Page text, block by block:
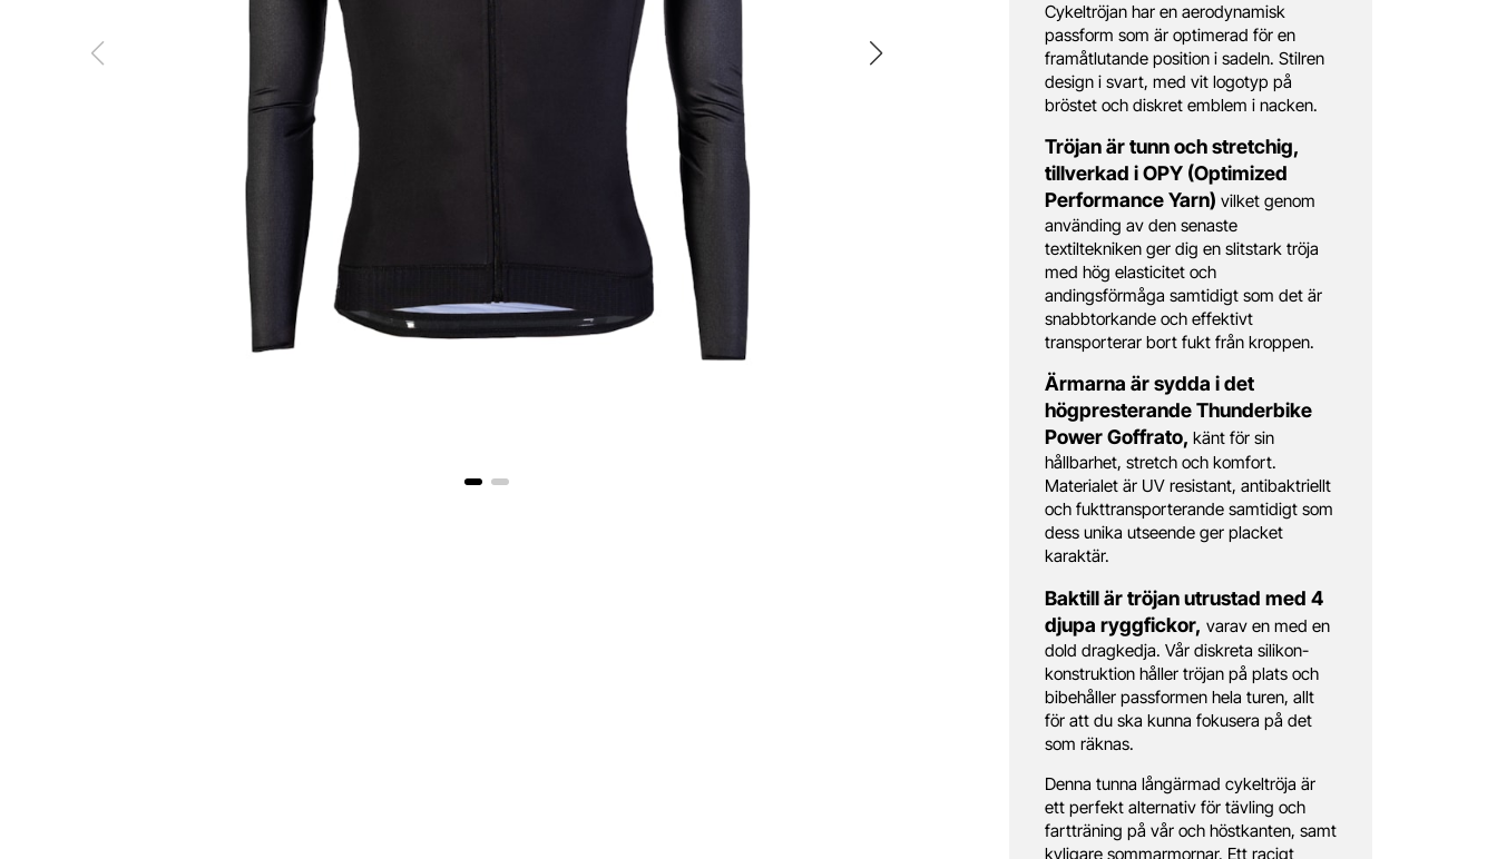
Cykeltröjan har en aerodynamisk
passform som är optimerad för en
framåtlutande position i sadeln. Stilren
design i svart, med vit logotyp på
bröstet och diskret emblem i nacken.
Tröjan är tunn och stretchig,
tillverkad i OPY (Optimized
Performance Yarn) vilket genom
använding av den senaste
textiltekniken ger dig en slitstark tröja
med hög elasticitet och
andingsförmåga samtidigt som det är
snabbtorkande och effektivt
transporterar bort fukt från kroppen.
Ärmarna är sydda i det
högpresterande Thunderbike
Power Goffrato, känt för sin
hållbarhet, stretch och komfort.
Materialet är UV resistant, antibaktriellt
och fukttransporterande samtidigt som
dess unika utseende ger placket
karaktär.
Baktill är tröjan utrustad med 4
djupa ryggfickor, varav en med en
dold dragkedja. Vår diskreta silikon-
konstruktion håller tröjan på plats och
bibehåller passformen hela turen, allt
för att du ska kunna fokusera på det
som räknas.
Denna tunna långärmad cykeltröja är
ett perfekt alternativ för tävling och
fartträning på vår och höstkanten, samt
kyligare sommarmornar. Ett racigt